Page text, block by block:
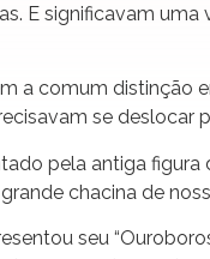
E significavam
a comum distinção
se deslocar
pela antiga
chacina de
seu